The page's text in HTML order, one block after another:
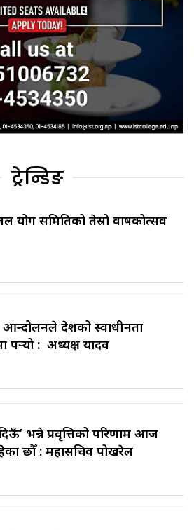
ट्रेन्डिङ
योग समितिको तेस्रो वार्षिकोत्सव
देशको स्वाधीनता
पर्‍यो : अध्यक्ष यादव
भन्ने प्रवृत्तिको परिणाम आज
छौँ : महासचिव पोखरेल